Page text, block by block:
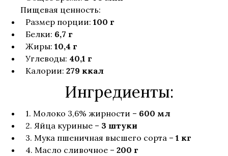
Мучные блюда
Пироги и булочки
Огонь и дым
Пищевая ценность:
Размер порции:100 г
Белки: 6,7 г
Жиры:10,4 г
Углеводы: 40,1 г
Калории:279 ккал
Ингредиенты:
1. Молоко 3,6% жирности – 600 мл
2. Яйца куриные – 3 штуки
3. Мука пшеничная высшего сорта –1 кг
4. Масло сливочное –200 г